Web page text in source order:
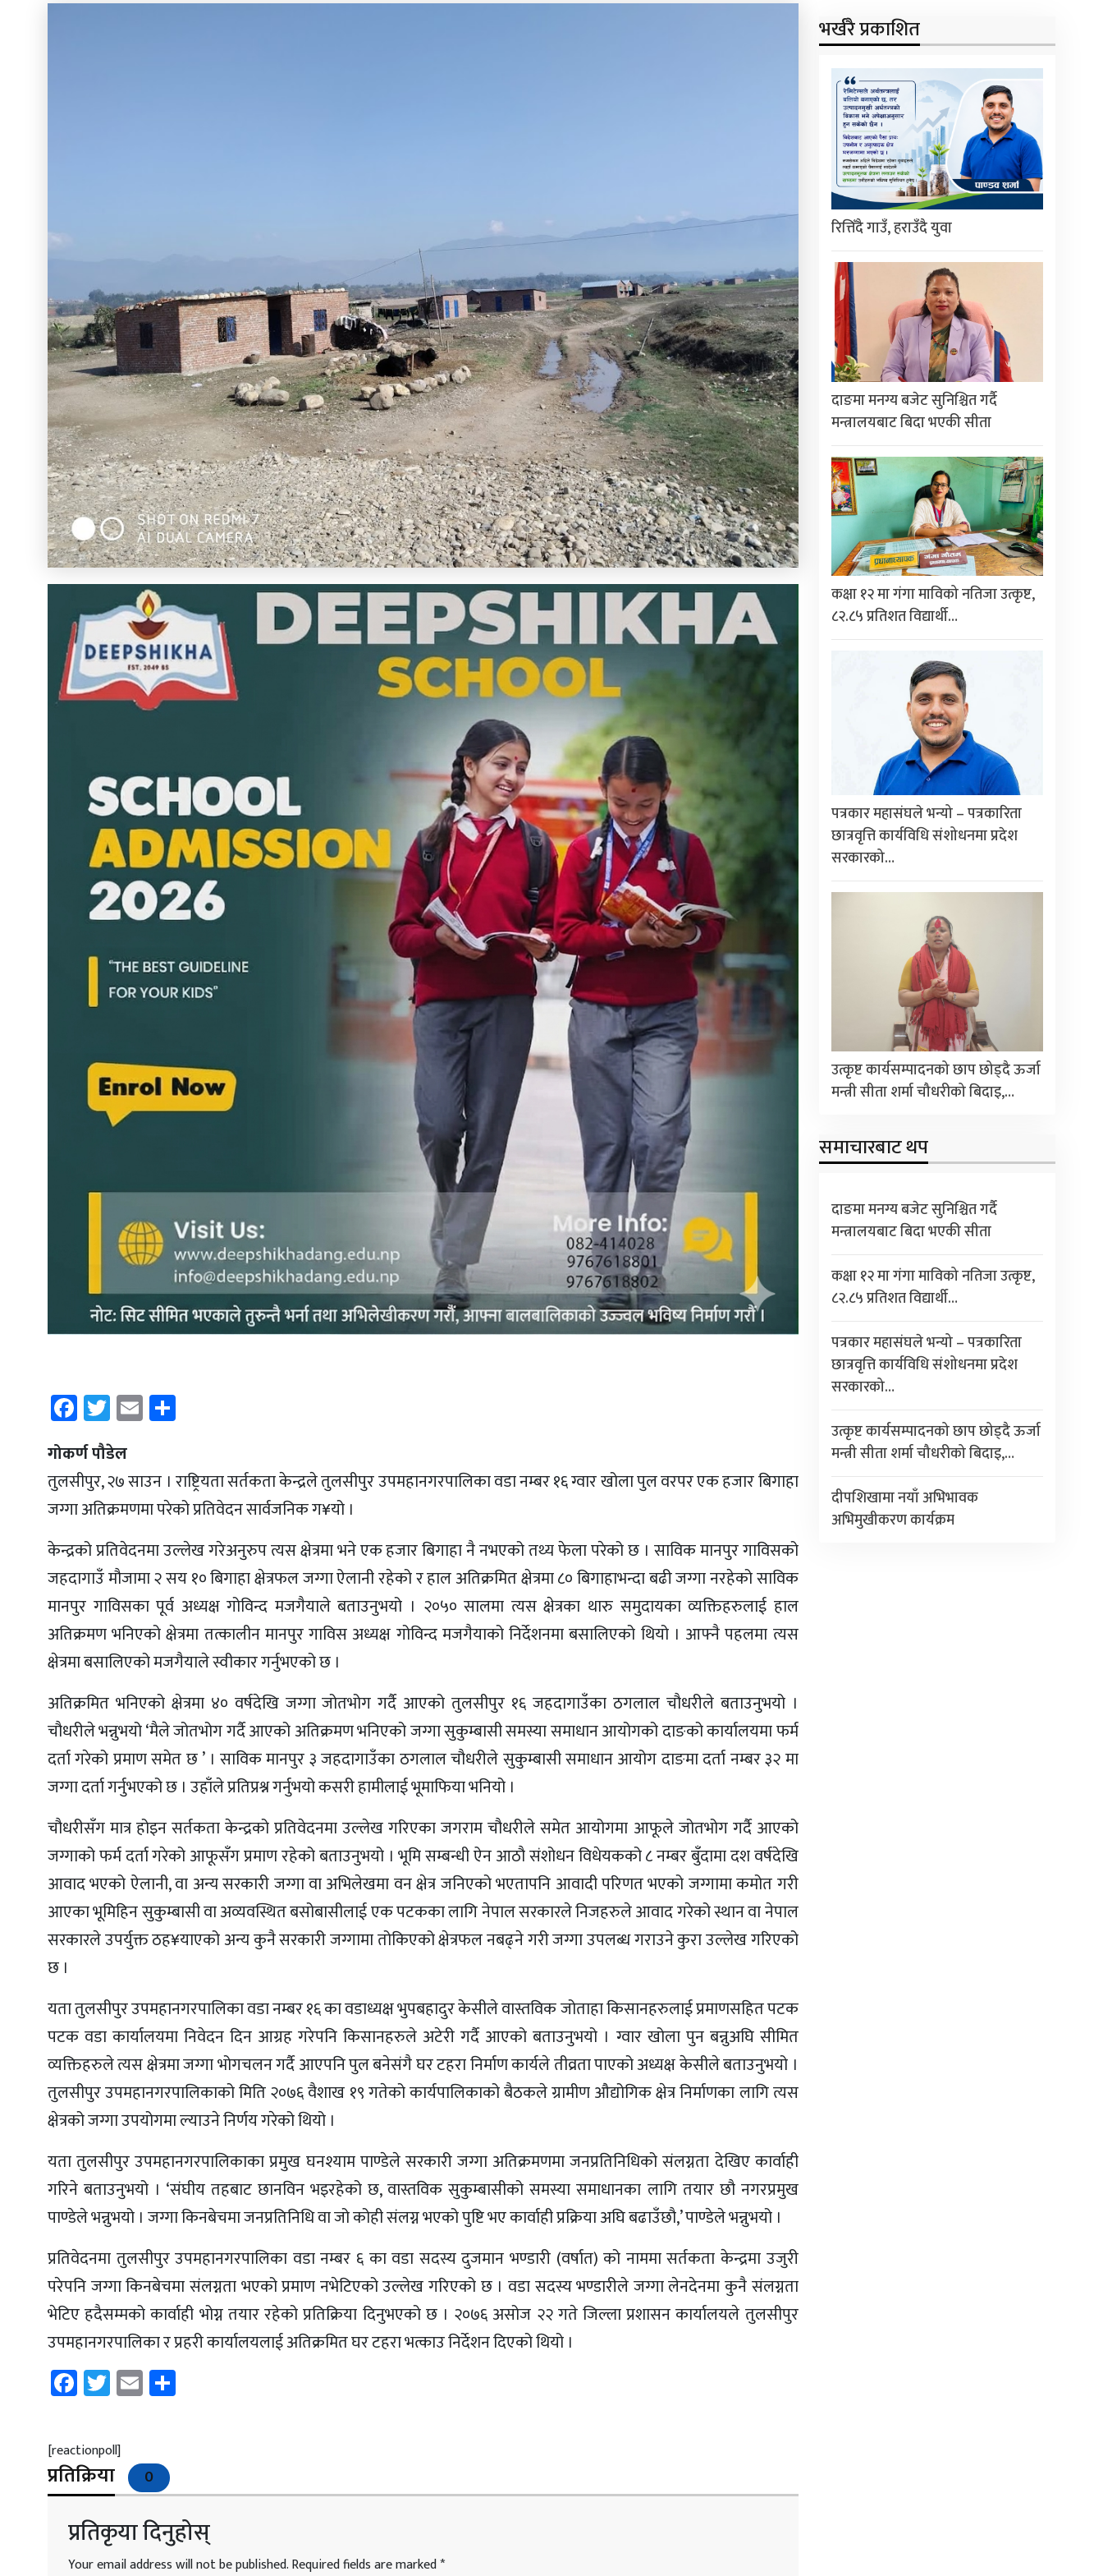
Facebook
Twitter
Email
गोकर्ण पौडेल
तुलसीपुर, २७ साउन । राष्ट्रियता सर्तकता केन्द्रले तुलसीपुर उपमहानगरपालिका वडा नम्बर १६ ग्वार खोला पुल वरपर एक हजार बिगाहा
जग्गा अतिक्रमणमा परेको प्रतिवेदन सार्वजनिक ग¥यो ।
केन्द्रको प्रतिवेदनमा उल्लेख गरेअनुरुप त्यस क्षेत्रमा भने एक हजार बिगाहा नै नभएको तथ्य फेला परेको छ । साविक मानपुर गाविसको
जहदागाउँ मौजामा २ सय १० बिगाहा क्षेत्रफल जग्गा ऐलानी रहेको र हाल अतिक्रमित क्षेत्रमा ८० बिगाहाभन्दा बढी जग्गा नरहेको साविक
मानपुर गाविसका पूर्व अध्यक्ष गोविन्द मजगैयाले बताउनुभयो । २०५० सालमा त्यस क्षेत्रका थारु समुदायका व्यक्तिहरुलाई हाल
अतिक्रमण भनिएको क्षेत्रमा तत्कालीन मानपुर गाविस अध्यक्ष गोविन्द मजगैयाको निर्देशनमा बसालिएको थियो । आफ्नै पहलमा त्यस
क्षेत्रमा बसालिएको मजगैयाले स्वीकार गर्नुभएको छ ।
अतिक्रमित भनिएको क्षेत्रमा ४० वर्षदेखि जग्गा जोतभोग गर्दै आएको तुलसीपुर १६ जहदागाउँका ठगलाल चौधरीले बताउनुभयो ।
चौधरीले भन्नुभयो ‘मैले जोतभोग गर्दै आएको अतिक्रमण भनिएको जग्गा सुकुम्बासी समस्या समाधान आयोगको दाङको कार्यालयमा फर्म
दर्ता गरेको प्रमाण समेत छ ’ । साविक मानपुर ३ जहदागाउँका ठगलाल चौधरीले सुकुम्बासी समाधान आयोग दाङमा दर्ता नम्बर ३२ मा
जग्गा दर्ता गर्नुभएको छ । उहाँले प्रतिप्रश्न गर्नुभयो कसरी हामीलाई भूमाफिया भनियो ।
चौधरीसँग मात्र होइन सर्तकता केन्द्रको प्रतिवेदनमा उल्लेख गरिएका जगराम चौधरीले समेत आयोगमा आफूले जोतभोग गर्दै आएको
जग्गाको फर्म दर्ता गरेको आफूसँग प्रमाण रहेको बताउनुभयो । भूमि सम्बन्धी ऐन आठौ संशोधन विधेयकको ८ नम्बर बुँदामा दश वर्षदेखि
आवाद भएको ऐलानी, वा अन्य सरकारी जग्गा वा अभिलेखमा वन क्षेत्र जनिएको भएतापनि आवादी परिणत भएको जग्गामा कमोत गरी
आएका भूमिहिन सुकुम्बासी वा अव्यवस्थित बसोबासीलाई एक पटकका लागि नेपाल सरकारले निजहरुले आवाद गरेको स्थान वा नेपाल
सरकारले उपर्युक्त ठह¥याएको अन्य कुनै सरकारी जग्गामा तोकिएको क्षेत्रफल नबढ्ने गरी जग्गा उपलब्ध गराउने कुरा उल्लेख गरिएको
छ ।
यता तुलसीपुर उपमहानगरपालिका वडा नम्बर १६ का वडाध्यक्ष भुपबहादुर केसीले वास्तविक जोताहा किसानहरुलाई प्रमाणसहित पटक
पटक वडा कार्यालयमा निवेदन दिन आग्रह गरेपनि किसानहरुले अटेरी गर्दै आएको बताउनुभयो । ग्वार खोला पुन बन्नुअघि सीमित
व्यक्तिहरुले त्यस क्षेत्रमा जग्गा भोगचलन गर्दै आएपनि पुल बनेसंगै घर टहरा निर्माण कार्यले तीव्रता पाएको अध्यक्ष केसीले बताउनुभयो ।
तुलसीपुर उपमहानगरपालिकाको मिति २०७६ वैशाख १९ गतेको कार्यपालिकाको बैठकले ग्रामीण औद्योगिक क्षेत्र निर्माणका लागि त्यस
क्षेत्रको जग्गा उपयोगमा ल्याउने निर्णय गरेको थियो ।
यता तुलसीपुर उपमहानगरपालिकाका प्रमुख घनश्याम पाण्डेले सरकारी जग्गा अतिक्रमणमा जनप्रतिनिधिको संलग्नता देखिए कार्वाही
गरिने बताउनुभयो । ‘संघीय तहबाट छानविन भइरहेको छ, वास्तविक सुकुम्बासीको समस्या समाधानका लागि तयार छौ नगरप्रमुख
पाण्डेले भन्नुभयो । जग्गा किनबेचमा जनप्रतिनिधि वा जो कोही संलग्न भएको पुष्टि भए कार्वाही प्रक्रिया अघि बढाउँछौ,’ पाण्डेले भन्नुभयो ।
प्रतिवेदनमा तुलसीपुर उपमहानगरपालिका वडा नम्बर ६ का वडा सदस्य दुजमान भण्डारी (वर्षात) को नाममा सर्तकता केन्द्रमा उजुरी
परेपनि जग्गा किनबेचमा संलग्नता भएको प्रमाण नभेटिएको उल्लेख गरिएको छ । वडा सदस्य भण्डारीले जग्गा लेनदेनमा कुनै संलग्नता
भेटिए हदैसम्मको कार्वाही भोग्न तयार रहेको प्रतिक्रिया दिनुभएको छ । २०७६ असोज २२ गते जिल्ला प्रशासन कार्यालयले तुलसीपुर
उपमहानगरपालिका र प्रहरी कार्यालयलाई अतिक्रमित घर टहरा भत्काउ निर्देशन दिएको थियो ।
Facebook
Twitter
Email
[reactionpoll]
प्रतिक्रिया 0
प्रतिकृया दिनुहोस्
Your email address will not be published.Required fields are marked*
भर्खरै प्रकाशित
रित्तिँदै गाउँ, हराउँदै युवा
दाङमा मनग्य बजेट सुनिश्चित गर्दै
मन्त्रालयबाट बिदा भएकी सीता
कक्षा १२ मा गंगा माविको नतिजा उत्कृष्ट,
८२.८५ प्रतिशत विद्यार्थी…
पत्रकार महासंघले भन्यो – पत्रकारिता
छात्रवृत्ति कार्यविधि संशोधनमा प्रदेश
सरकारको…
उत्कृष्ट कार्यसम्पादनको छाप छोड्दै ऊर्जा
मन्त्री सीता शर्मा चौधरीको बिदाइ,…
समाचारबाट थप
दाङमा मनग्य बजेट सुनिश्चित गर्दै
मन्त्रालयबाट बिदा भएकी सीता
कक्षा १२ मा गंगा माविको नतिजा उत्कृष्ट,
८२.८५ प्रतिशत विद्यार्थी…
पत्रकार महासंघले भन्यो – पत्रकारिता
छात्रवृत्ति कार्यविधि संशोधनमा प्रदेश
सरकारको…
उत्कृष्ट कार्यसम्पादनको छाप छोड्दै ऊर्जा
मन्त्री सीता शर्मा चौधरीको बिदाइ,…
दीपशिखामा नयाँ अभिभावक
अभिमुखीकरण कार्यक्रम